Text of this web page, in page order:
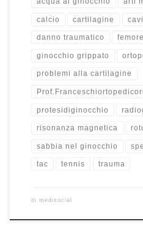
calcio cartilagine
danno traumatico femore
ginocchio grippato
problemi alla cartilagine
protesidiginocchio
risonanza magnetica
sabbia nel ginocchio
tac tennis trauma
di medisocial